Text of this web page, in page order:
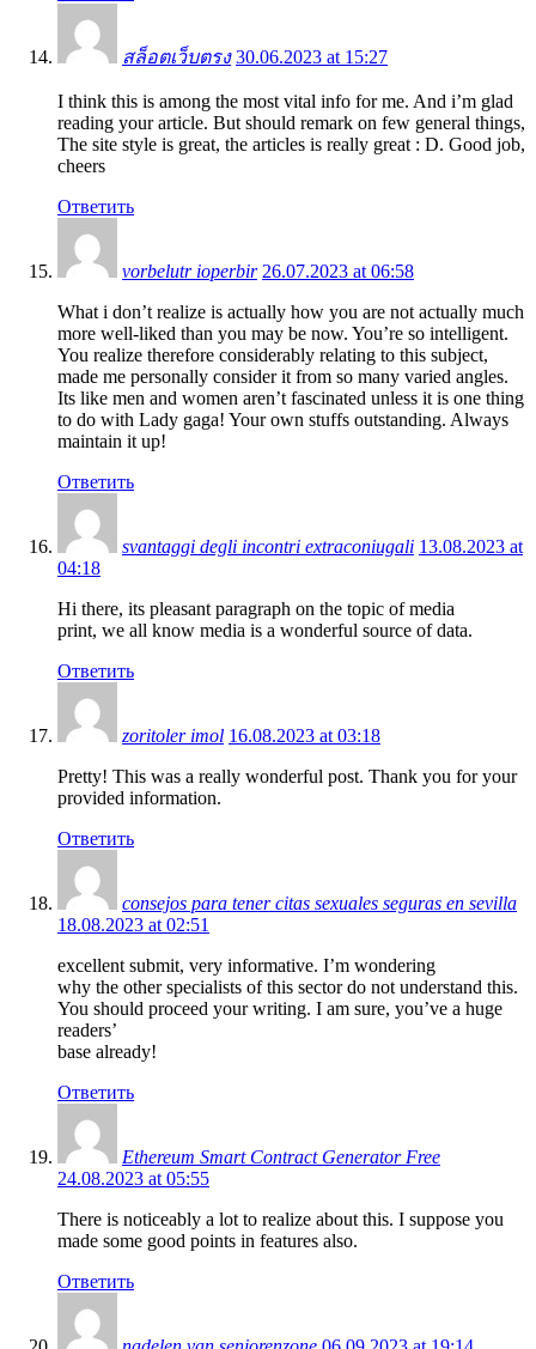
สล็อตเว็บตรง 30.06.2023 at 15:27
I think this is among the most vital info for me. And i’m glad
reading your article. But should remark on few general things,
The site style is great, the articles is really great : D. Good job,
cheers
Ответить
vorbelutr ioperbir 26.07.2023 at 06:58
What i don’t realize is actually how you are not actually much
more well-liked than you may be now. You’re so intelligent.
You realize therefore considerably relating to this subject,
made me personally consider it from so many varied angles.
Its like men and women aren’t fascinated unless it is one thing
to do with Lady gaga! Your own stuffs outstanding. Always
maintain it up!
Ответить
svantaggi degli incontri extraconiugali 13.08.2023 at
04:18
Hi there, its pleasant paragraph on the topic of media
print, we all know media is a wonderful source of data.
Ответить
zoritoler imol 16.08.2023 at 03:18
Pretty! This was a really wonderful post. Thank you for your
provided information.
Ответить
consejos para tener citas sexuales seguras en sevilla
18.08.2023 at 02:51
excellent submit, very informative. I’m wondering
why the other specialists of this sector do not understand this.
You should proceed your writing. I am sure, you’ve a huge
readers’
base already!
Ответить
Ethereum Smart Contract Generator Free
24.08.2023 at 05:55
There is noticeably a lot to realize about this. I suppose you
made some good points in features also.
Ответить